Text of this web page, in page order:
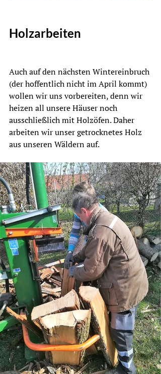
Holzarbeiten
Auch auf den nächsten Wintereinbruch
(der hoffentlich nicht im April kommt)
wollen wir uns vorbereiten, denn wir
heizen all unsere Häuser noch
ausschließlich mit Holzöfen. Daher
arbeiten wir unser getrocknetes Holz
aus unseren Wäldern auf.